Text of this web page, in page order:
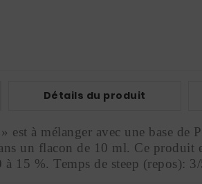
Détails du produit
est à mélanger avec une base
un flacon de 10 ml. Ce
à 15 %. Temps de steep (repos):